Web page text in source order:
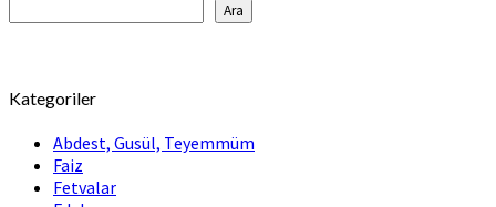
Ara
Kategoriler
Abdest, Gusül, Teyemmüm
Faiz
Fetvalar